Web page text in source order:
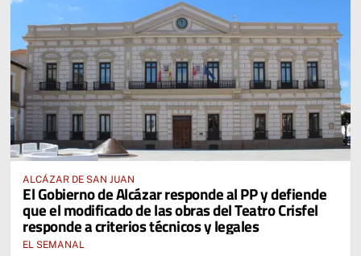
ALCÁZAR DE SAN JUAN
El Gobierno de Alcázar responde al PP y defiende
que el modificado de las obras del Teatro Crisfel
responde a criterios técnicos y legales
EL SEMANAL